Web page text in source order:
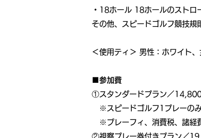
・18ホール 18ホールのストロ
その他、スピードゴルフ競技規
＜使用ティ＞ 男性：ホワイト
■参加費
①スタンダードプラン／
※スピードゴルフ1プレーの
※プレーフィ、消費税、諸経
②視察プレー券付きプラン／